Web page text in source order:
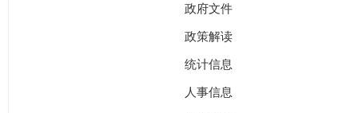
政府文件
政策解读
统计信息
人事信息